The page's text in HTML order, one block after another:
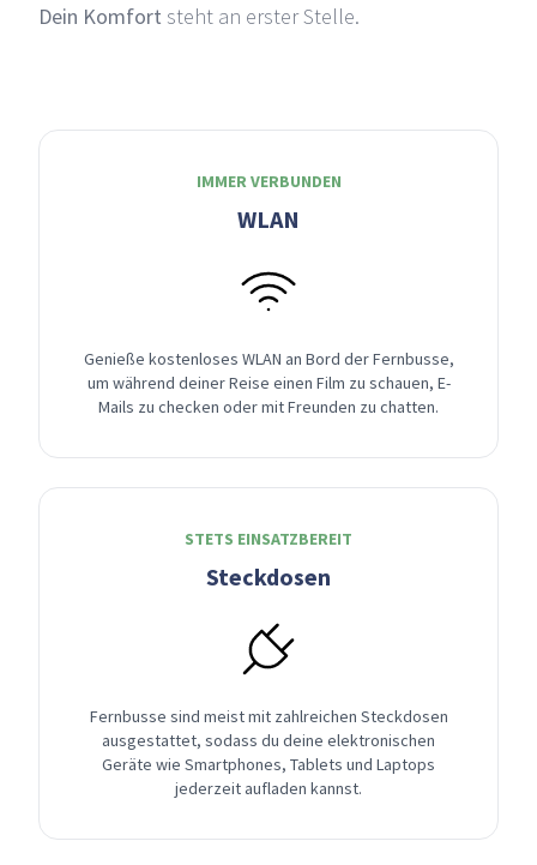
Dein Komfort steht an erster Stelle.
IMMER VERBUNDEN
WLAN
Genieße kostenloses WLAN an Bord der Fernbusse,
um während deiner Reise einen Film zu schauen, E-
Mails zu checken oder mit Freunden zu chatten.
STETS EINSATZBEREIT
Steckdosen
Fernbusse sind meist mit zahlreichen Steckdosen
ausgestattet, sodass du deine elektronischen
Geräte wie Smartphones, Tablets und Laptops
jederzeit aufladen kannst.